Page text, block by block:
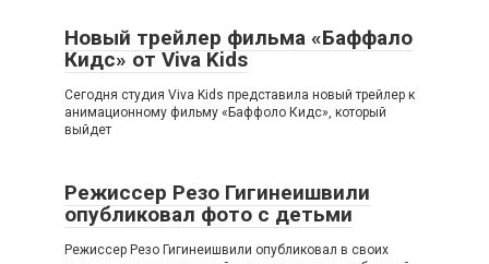
Новый трейлер фильма «Баффало
Кидс» от Viva Kids
Сегодня студия Viva Kids представила новый трейлер к
анимационному фильму «Баффоло Кидс», который
выйдет
Режиссер Резо Гигинеишвили
опубликовал фото с детьми
Режиссер Резо Гигинеишвили опубликовал в своих